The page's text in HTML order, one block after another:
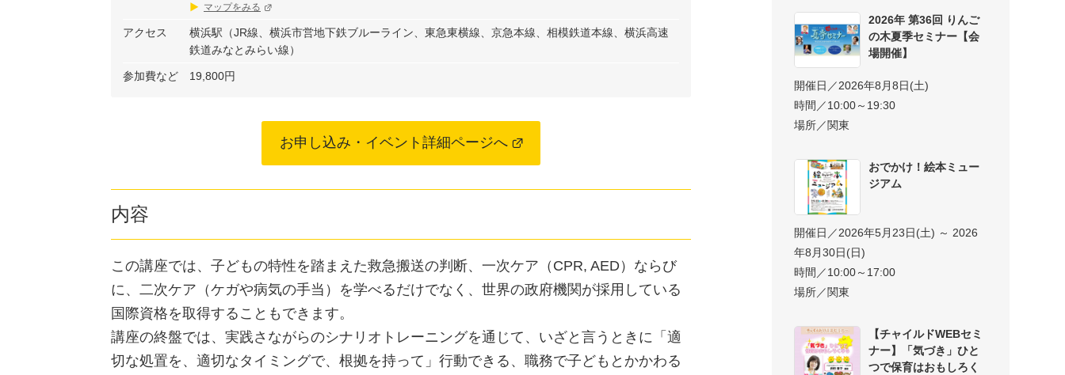
マップをみる
アクセス
横浜駅（JR線、横浜市営地下鉄ブルーライン、東急東横線、京急本線、相模鉄道本線、横浜高速
鉄道みなとみらい線）
参加費など 19,800円
お申し込み・イベント詳細ページへ
内容
この講座では、子どもの特性を踏まえた救急搬送の判断、一次ケア（CPR, AED）ならび
に、二次ケア（ケガや病気の手当）を学べるだけでなく、世界の政府機関が採用している
国際資格を取得することもできます。
講座の終盤では、実践さながらのシナリオトレーニングを通じて、いざと言うときに「適
切な処置を、適切なタイミングで、根拠を持って」行動できる、職務で子どもとかかわる
2026年 第36回 りんご
の木夏季セミナー【会
場開催】
開催日／2026年8月8日(土)
時間／10:00～19:30
場所／関東
おでかけ！絵本ミュー
ジアム
開催日／2026年5月23日(土) ～ 2026
年8月30日(日)
時間／10:00～17:00
場所／関東
【チャイルドWEBセミ
ナー】「気づき」ひと
つで保育はおもしろく